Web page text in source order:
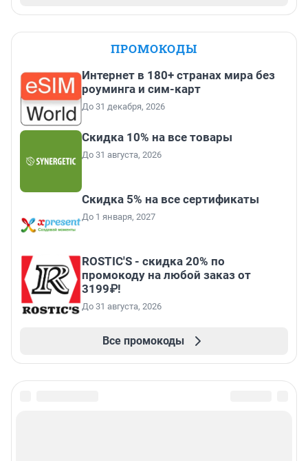
ПРОМОКОДЫ
Интернет в 180+ странах мира без
роуминга и сим-карт
До 31 декабря, 2026
Скидка 10% на все товары
До 31 августа, 2026
Скидка 5% на все сертификаты
До 1 января, 2027
ROSTIC'S - скидка 20% по
промокоду на любой заказ от
3199₽!
До 31 августа, 2026
Все промокоды